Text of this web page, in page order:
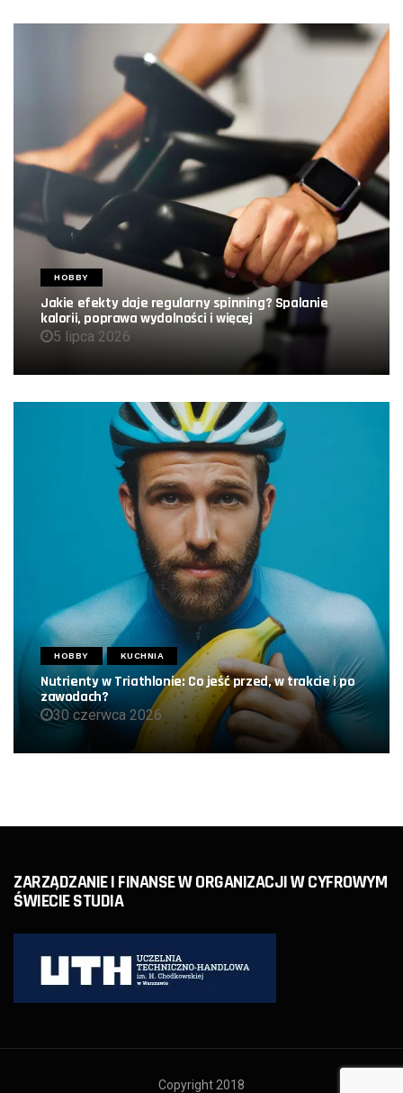
HOBBY
Jakie efekty daje regularny spinning? Spalanie
kalorii, poprawa wydolności i więcej
5 lipca 2026
HOBBY KUCHNIA
Nutrienty w Triathlonie: Co jeść przed, w trakcie i po
zawodach?
30 czerwca 2026
ZARZĄDZANIE I FINANSE W ORGANIZACJI W CYFROWYM
ŚWIECIE STUDIA
Copyright 2018